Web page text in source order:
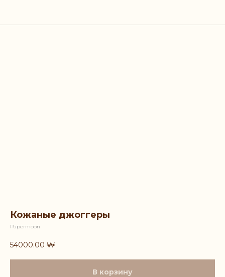
Кожаные джоггеры
Papermoon
54000.00 ₩
В корзину